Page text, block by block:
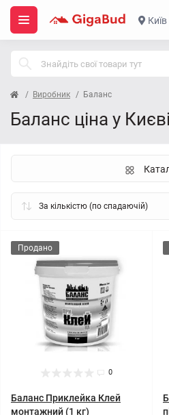
Київ
Виробник Баланс
Баланс ціна у Києві
Продано
0
Баланс Приклейка Клей
монтажний (1 кг)